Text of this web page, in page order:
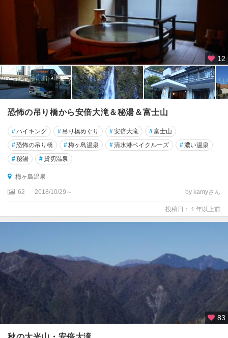
12
恐怖の吊り橋から安倍大滝＆秘湯＆富士山
#ハイキング # 吊り橋めぐり #安倍大滝 #富士山
#恐怖の吊り橋 #梅ヶ島温泉 #清水港ベイクルーズ #濃い温泉
#秘湯 #貸切温泉
梅ヶ島温泉
62 2018/10/29～ by kamyさん
投稿日：１年以上前
83